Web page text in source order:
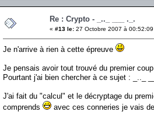
Re : Crypto - _.._ ___ ._.
« #13 le: 27 Octobre 2007 à
Je n'arrive à rien à cette épreuve
Je pensais avoir tout trouvé du premier
Pourtant j'ai bien chercher à ce sujet : _.._
J'ai fait du "calcul" et le décryptage du
comprends
avec ces conneries je vais